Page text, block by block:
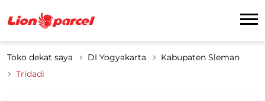
Toko dekat saya DI Yogyakarta
Kabupaten Sleman
Tridadi